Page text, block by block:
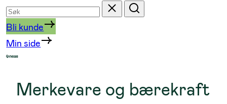
Søk
etter
Tilbakestill
Søk
Bli kunde
Min side
Merkevare og bærekraft